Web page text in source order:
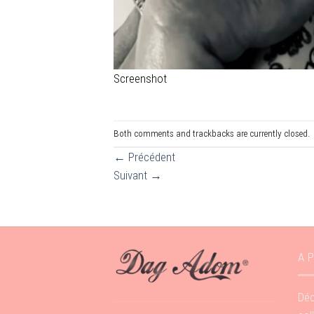
Screenshot
Both comments and trackbacks are currently closed.
← Précédent
Suivant →
A